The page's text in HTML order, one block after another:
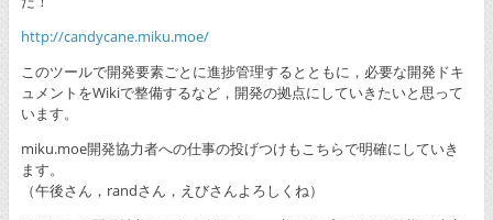
http://candycane.miku.moe/
このツールで開発要素ごとに進捗管理するとともに，必要な開発ドキ
ュメントをWikiで整備するなど，開発の拠点にしていきたいと思って
います。
miku.moe開発協力者への仕事の投げつけもこちらで明確にしていき
ます。
（午後さん，randさん，えびさんよろしくね）